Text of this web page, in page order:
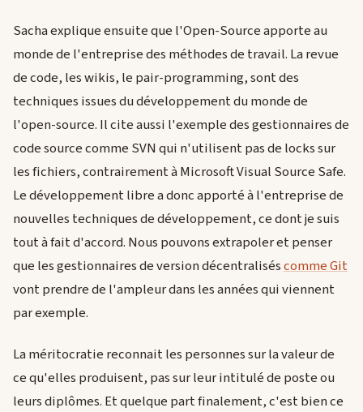
Sacha explique ensuite que l'Open-Source apporte au
monde de l'entreprise des méthodes de travail. La revue
de code, les wikis, le pair-programming, sont des
techniques issues du développement du monde de
l'open-source. Il cite aussi l'exemple des gestionnaires de
code source comme SVN qui n'utilisent pas de locks sur
les fichiers, contrairement à Microsoft Visual Source Safe.
Le développement libre a donc apporté à l'entreprise de
nouvelles techniques de développement, ce dont je suis
tout à fait d'accord. Nous pouvons extrapoler et penser
que les gestionnaires de version décentraliséscomme Git
vont prendre de l'ampleur dans les années qui viennent
par exemple.
La méritocratie reconnait les personnes sur la valeur de
ce qu'elles produisent, pas sur leur intitulé de poste ou
leurs diplômes. Et quelque part finalement, c'est bien ce